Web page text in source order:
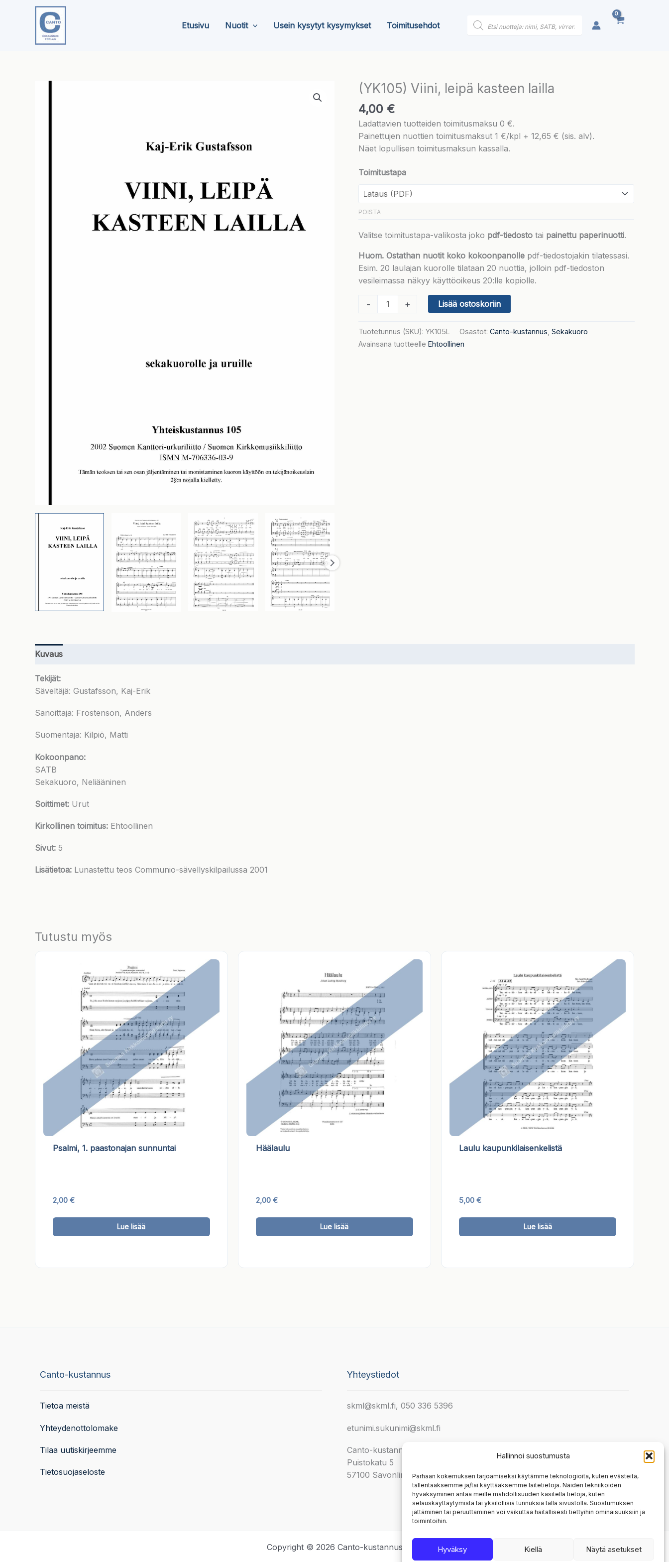
Hallinnoi suostumusta
Parhaan kokemuksen tarjoamiseksi käytämme teknologioita, kuten evästeitä,
tallentaaksemme ja/tai käyttääksemme laitetietoja. Näiden tekniikoiden
hyväksyminen antaa meille mahdollisuuden käsitellä tietoja, kuten
selauskäyttäytymistä tai yksilöllisiä tunnuksia tällä sivustolla. Suostumuksen
jättäminen tai peruuttaminen voi vaikuttaa haitallisesti tiettyihin ominaisuuksiin ja
toimintoihin.
Hyväksy Kiellä Näytä asetukset
Etusivu Nuotit Usein kysytyt kysymykset Toimitusehdot
Products
search
(YK105) Viini, leipä kasteen lailla
4,00€
Ladattavien tuotteiden toimitusmaksu 0 €.
Painettujen nuottien toimitusmaksut 1 €/kpl + 12,65 € (sis. alv).
Näet lopullisen toimitusmaksun kassalla.
Toimitustapa
POISTA
Valitse toimitustapa-valikosta joko pdf-tiedosto tai painettu paperinuotti.
Huom. Ostathan nuotit koko kokoonpanolle pdf-tiedostojakin tilatessasi.
Esim. 20 laulajan kuorolle tilataan 20 nuottia, jolloin pdf-tiedoston
vesileimassa näkyy käyttöoikeus 20:lle kopiolle.
-
(YK105)
+ Lisää ostoskoriin
Tuotetunnus (SKU):YK105L Osastot:Canto-kustannus ,Sekakuoro
Avainsana tuotteelleEhtoollinen
Kuvaus
Tekijät:
Säveltäjä: Gustafsson, Kaj-Erik
Sanoittaja: Frostenson, Anders
Suomentaja: Kilpiö, Matti
Kokoonpano:
SATB
Sekakuoro, Neliääninen
Soittimet:Urut
Kirkollinen toimitus: Ehtoollinen
Sivut:5
Lisätietoa: Lunastettu teos Communio-sävellyskilpailussa 2001
Tutustu myös
Psalmi, 1. paastonajan sunnuntai
2,00 €
Lue lisää
muunnelma.
Häälaulu
2,00€
Lue lisää
muunnelma.
Laulu kaupunkilaisenkelistä
5,00€
Lue lisää
muunnelma.
Canto-kustannus
Tietoa meistä
Yhteydenottolomake
Tilaa uutiskirjeemme
Tietosuojaseloste
Yhteystiedot
skml@skml.fi, 050 336 5396
etunimi.sukunimi@skml.fi
Canto-kustannus
Puistokatu 5
57100 Savonlinna
Copyright © 2026 Canto-kustannus